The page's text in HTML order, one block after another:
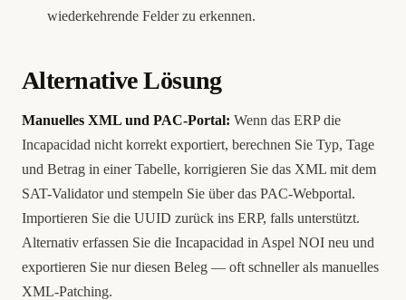
wiederkehrende Felder zu erkennen.
Alternative Lösung
Manuelles XML und PAC-Portal: Wenn das ERP die
Incapacidad nicht korrekt exportiert, berechnen Sie Typ, Tage
und Betrag in einer Tabelle, korrigieren Sie das XML mit dem
SAT-Validator und stempeln Sie über das PAC-Webportal.
Importieren Sie die UUID zurück ins ERP, falls unterstützt.
Alternativ erfassen Sie die Incapacidad in Aspel NOI neu und
exportieren Sie nur diesen Beleg — oft schneller als manuelles
XML-Patching.